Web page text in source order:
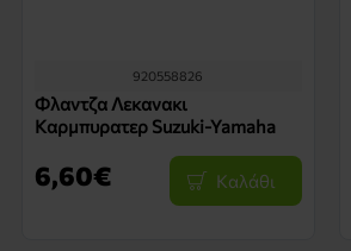
920558826
Φλαντζα Λεκανακι
Καρμπυρατερ Suzuki-Yamaha
6,60€ Καλάθι